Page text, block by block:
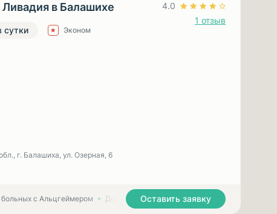
Ливадия в Балашихе
4.0
1 отзыв
сутки
Эконом
г. Балашиха, ул. Озерная, 6
с Альцгеймером Дома престарелых для больных с Паркинсоном
Оставить заявку